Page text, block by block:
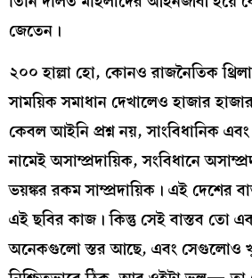
জেতেন।
২০০ হাল্লা হো, কোনও রাজনৈতিক
সাময়িক সমাধান দেখালেও হাজার
কেবল আইনি প্রশ্ন নয়, সাংবিধানিক
নামেই অসাম্প্রদায়িক, সংবিধানে
ভয়ঙ্কর রকম সাম্প্রদায়িক। এই দেশের
এই ছবির কাজ। কিন্তু সেই বাস্তব তো
অনেকগুলো স্তর আছে, এবং সেগুলোও